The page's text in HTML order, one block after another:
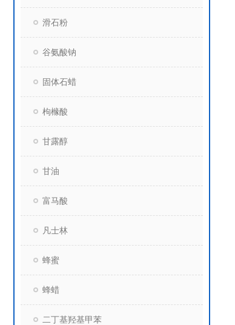
滑石粉
谷氨酸钠
固体石蜡
枸橼酸
甘露醇
甘油
富马酸
凡士林
蜂蜜
蜂蜡
二丁基羟基甲苯